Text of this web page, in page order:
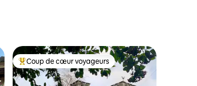
Coups de cœur voyageurs les plus appréciés
Coup de cœur voyageurs